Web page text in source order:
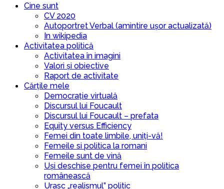
Cine sunt
CV 2020
Autoportret Verbal (amintire ușor actualizată)
In wikipedia
Activitatea politică
Activitatea în imagini
Valori și obiective
Raport de activitate
Cărțile mele
Democrație virtuală
Discursul lui Foucault
Discursul lui Foucault – prefata
Equity versus Efficiency
Femei din toate limbile, uniți-vă!
Femeile si politica la romani
Femeile sunt de vină
Uși deschise pentru femei în politica
românească
Urasc „realismul” politic